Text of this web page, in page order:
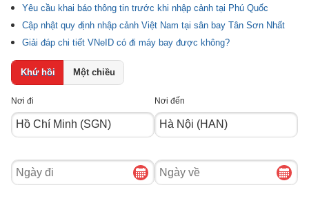
Yêu cầu khai báo thông tin trước khi nhập cảnh tại Phú Quốc
Cập nhật quy định nhập cảnh Việt Nam tại sân bay Tân Sơn Nhất
Giải đáp chi tiết VNeID có đi máy bay được không?
Khứ hồi Một chiều
Nơi đi Nơi đến
Ngày
đi
Ngày
về